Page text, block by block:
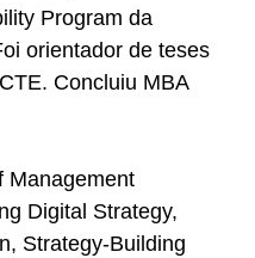
Program da
orientador de teses
Concluiu MBA
Management
Digital Strategy,
Strategy-Building